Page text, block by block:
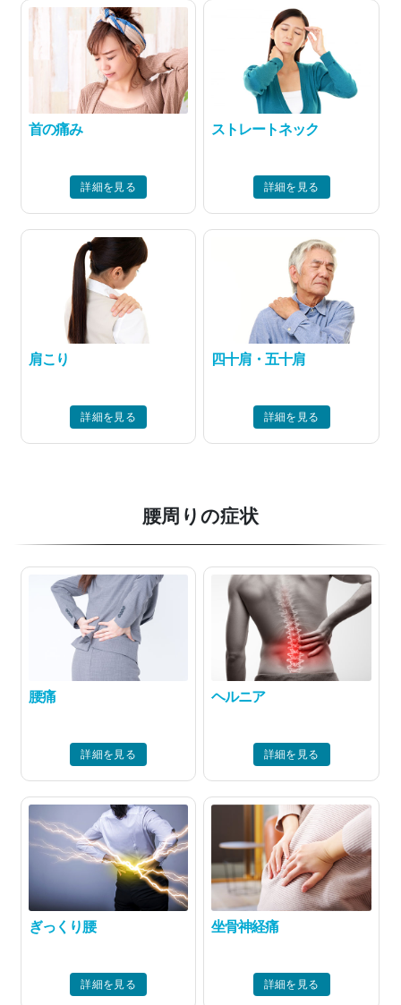
首の痛み
詳細を見る
ストレートネック
詳細を見る
肩こり
詳細を見る
四十肩・五十肩
詳細を見る
腰周りの症状
腰痛
詳細を見る
ヘルニア
詳細を見る
ぎっくり腰
詳細を見る
坐骨神経痛
詳細を見る